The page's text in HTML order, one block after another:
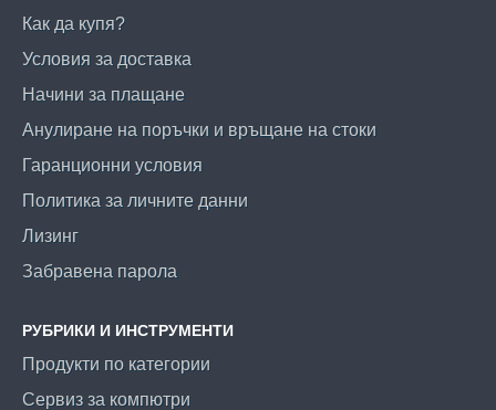
Как да купя?
Условия за доставка
Начини за плащане
Анулиране на поръчки и връщане на стоки
Гаранционни условия
Политика за личните данни
Лизинг
Забравена парола
РУБРИКИ И ИНСТРУМЕНТИ
Продукти по категории
Сервиз за компютри